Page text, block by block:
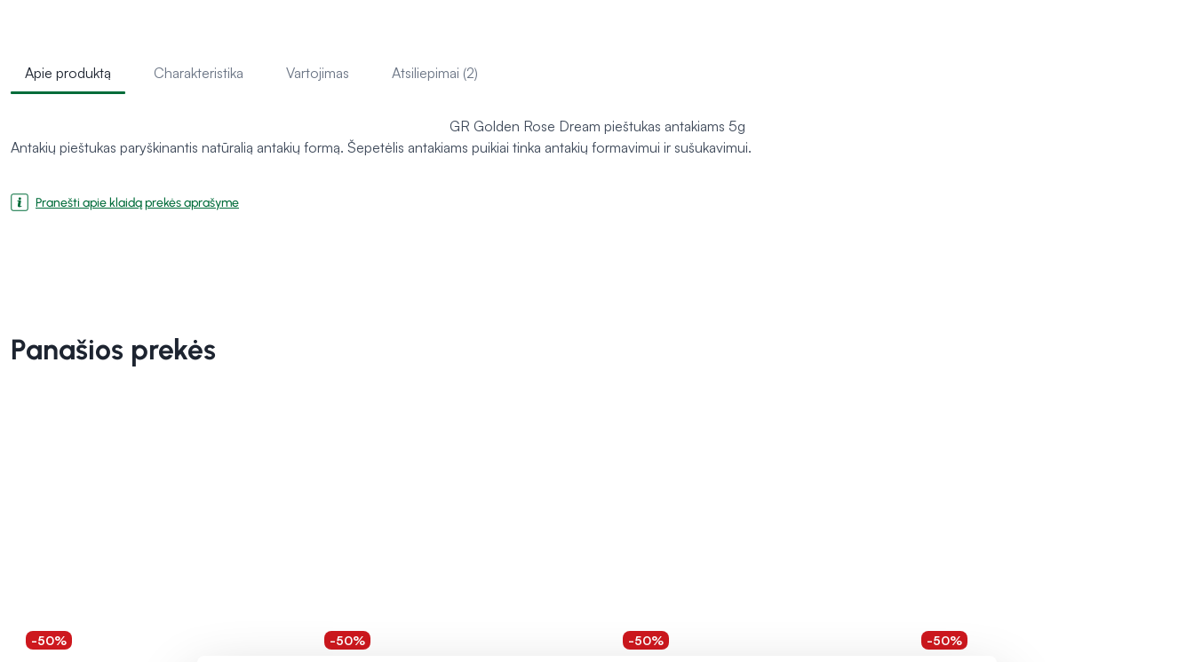
Apie produktą Charakteristika Vartojimas Atsiliepimai (2)
GR Golden Rose Dream pieštukas antakiams 5g
Antakių pieštukas paryškinantis natūralią antakių formą. Šepetėlis antakiams puikiai tinka antakių formavimui ir sušukavimui.
Pranešti apie klaidą prekės aprašyme
Panašios prekės
-50% -50% -50% -50%